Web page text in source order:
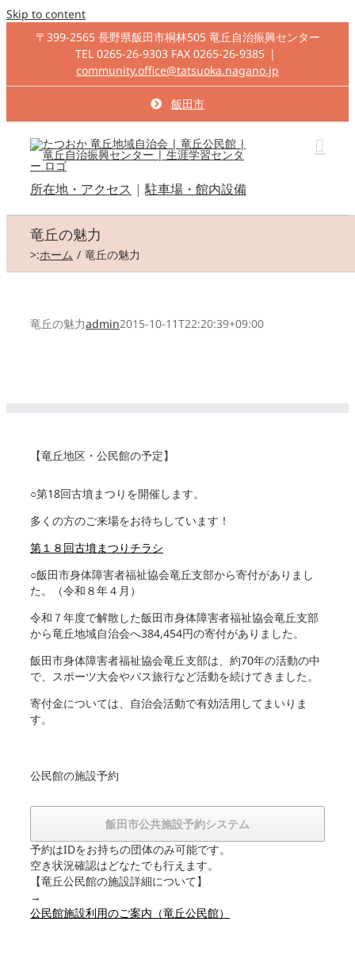
Skip to content
〒399-2565 長野県飯田市桐林505 竜丘自治振興センター
TEL 0265-26-9303 FAX 0265-26-9385 |
community.office@tatsuoka.nagano.jp
飯田市
所在地・アクセス |駐車場・館内設備
竜丘の魅力
>:ホーム 竜丘の魅力
竜丘の魅力admin2015-10-11T22:20:39+09:00
【竜丘地区・公民館の予定】
○第18回古墳まつりを開催します。
多くの方のご来場をお待ちしています！
第１８回古墳まつりチラシ
○飯田市身体障害者福祉協会竜丘支部から寄付がありまし
た。（令和８年４月）
令和７年度で解散した飯田市身体障害者福祉協会竜丘支部
から竜丘地域自治会へ384,454円の寄付がありました。
飯田市身体障害者福祉協会竜丘支部は、約70年の活動の中
で、スポーツ大会やバス旅行など活動を続けてきました。
寄付金については、自治会活動で有効活用してまいりま
す。
公民館の施設予約
飯田市公共施設予約システム
予約はIDをお持ちの団体のみ可能です。
空き状況確認はどなたでも行えます。
【竜丘公民館の施設詳細について】
→
公民館施設利用のご案内（竜丘公民館）